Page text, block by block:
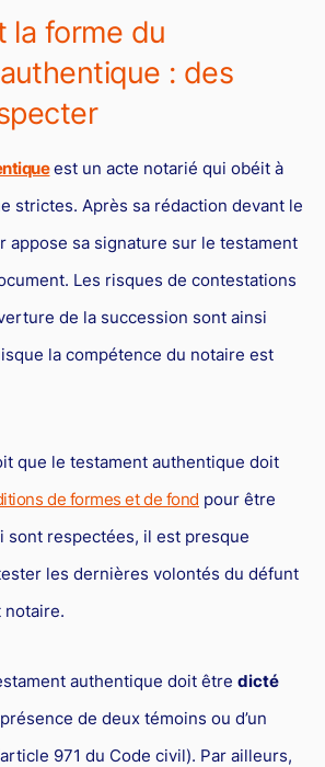
nouvelles technologies
et des énergies renouvelables
des Entreprises (R.S.E)
la forme du
: des
est un acte notarié qui obéit à
strictes. Après sa rédaction devant le
appose sa signature sur le testament
Les risques de contestations
de la succession sont ainsi
la compétence du notaire est
que le testament authentique doit
de formes et de fond pour être
sont respectées, il est presque
les dernières volontés du défunt
notaire.
authentique doit être dicté
de deux témoins ou d’un
971 du Code civil). Par ailleurs,